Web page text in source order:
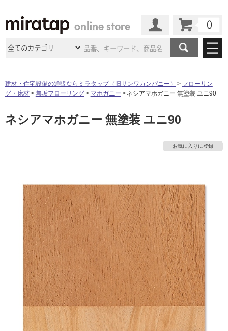
商品カテゴリ
浴室（風呂・
トイレ
ウッドデッキ フローリング・床材
収納 インテリア・家具
照明 ペット用品
内装用建材 パネル・壁材
ロートアイアン 天然石・石材
メンテナンス・ 施工材 新商品
施工事例
施工事例 法人案件納入事例
インタビュー
ショールーム
ショールーム
名古屋ショールーム 京都ショールーム
福岡ショールーム 札幌スマートショールー
ム
横浜スマートショールー
ウェルビーみのおHDC
BOX
ご利用ガイド 初めての方へ
よくある質問 お問い合わせ
修理お問い合わせ クレーム公開
説明書・図面検索 水まわり3年保証
お役立ち情報 住まいの スタイリング
アイデア
ミラタップ チャンネル
その他サービス
ミラタップと創る家
ASOLIE
工事会社紹介Coziコンシ
ェルジュ
自分らしい家づくり
SUVACO
最高のリノベ会社がみつ
かるリノベりす
建材・住宅設備の通販ならミラタップ（旧サンワカンパニー）
フローリン
グ・床材
無垢フローリング マホガニー ネシアマホガニー 無塗装 ユニ90
ネシアマホガニー 無塗装 ユニ90
お気に入りに登録